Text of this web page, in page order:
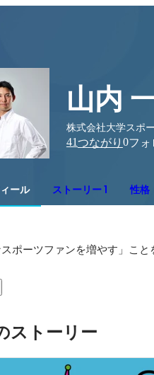
山内
株式会社大学スポ
41つながり 0フォ
ール ストーリー 1 性格
スポーツファンを増やす」こ
ストーリー